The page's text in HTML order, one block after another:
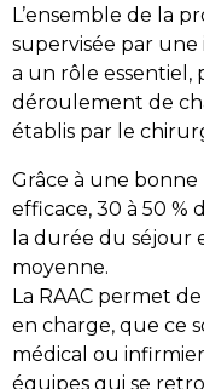
L’ensemble de la
supervisée par une
a un rôle essentiel,
déroulement de
établis par le
Grâce à une
efficace, 30 à 50 %
la durée du séjour
moyenne.
La RAAC permet
en charge, que ce
médical ou
équipes qui se